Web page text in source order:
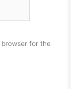
for the